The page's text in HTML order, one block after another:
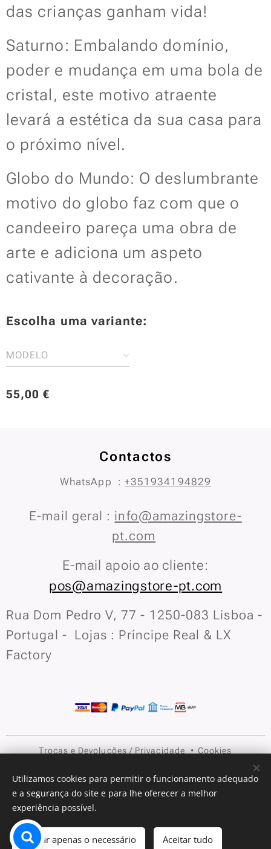
das crianças ganham vida!
Saturno: Embalando domínio,
poder e mudança em uma bola de
cristal, este motivo atraente
levará a estética da sua casa para
o próximo nível.
Globo do Mundo: O deslumbrante
motivo do globo faz com que o
candeeiro pareça uma obra de
arte e adiciona um aspeto
cativante à decoração.
Escolha uma variante:
MODELO
55,00 €
Adicionar ao carrinho
Contactos
WhatsApp : +351934194829
E-mail geral : info@amazingstore-
pt.com
E-mail apoio ao cliente:
pos@amazingstore-pt.com
Rua Dom Pedro V, 77 - 1250-083 Lisboa -
Portugal - Lojas : Príncipe Real & LX
Factory
Trocas e Devoluções / Privacidade Cookies
Idiomas
Português
English
Utilizamos cookies para permitir o funcionamento adequado
e a segurança do site e para lhe oferecer a melhor
experiência possível.
Aceitar apenas o necessário Aceitar tudo